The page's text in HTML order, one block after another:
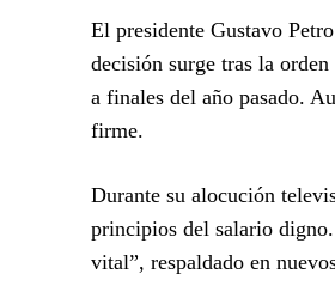
El presidente Gustavo
decisión surge tras la
a finales del año pasado.
firme.
Durante su alocución
principios del salario
vital”, respaldado en